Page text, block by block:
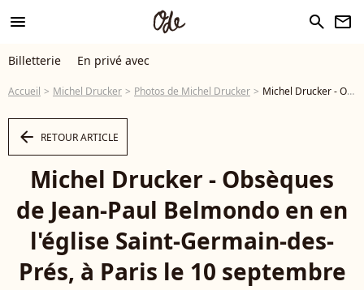
menu search newsletter
Billetterie En privé avec
Accueil Michel Drucker Photos de Michel Drucker Michel Drucker - Obsèques de Jean-Paul Belmondo en en l'église Saint-Germain-des-Prés, à Paris le 10 septembre 2021. © Cyril Moreau / Bestimage - Photo
arrow_left RETOUR ARTICLE
Michel Drucker - Obsèques
de Jean-Paul Belmondo en en
l'église Saint-Germain-des-
Prés, à Paris le 10 septembre